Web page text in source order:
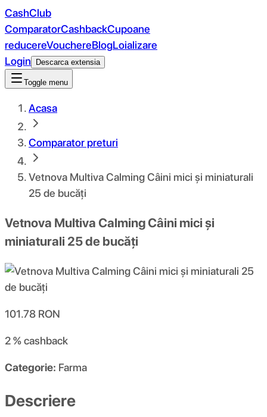
CashClub
ComparatorCashbackCupoane
reducereVouchereBlogLoializare
Login
Descarca extensia
Toggle menu
Acasa
Comparator preturi
Vetnova Multiva Calming Câini mici și miniaturali
25 de bucăți
Vetnova Multiva Calming Câini mici și
miniaturali 25 de bucăți
101.78 RON
2 %cashback
Categorie: Farma
Descriere